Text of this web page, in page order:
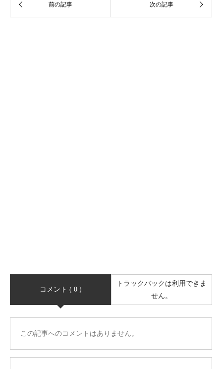
コメント ( 0 )
トラックバックは利用できま
せん。
この記事へのコメントはありません。